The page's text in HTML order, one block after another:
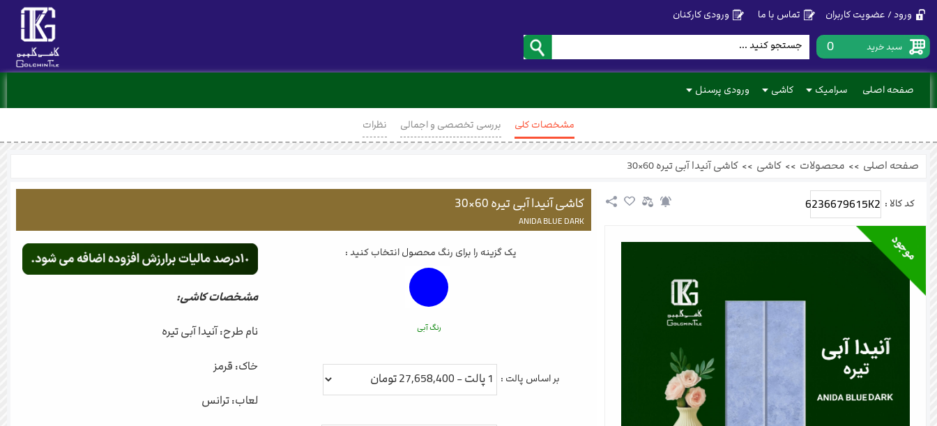
ورود / عضویت کاربران تماس با ما ورودی کارکنان
سبد خرید 0
صفحه اصلی سرامیک کاشی ورودی پرسنل
مشخصات کلی بررسی تخصصی و اجمالی نظرات
صفحه اصلی >> محصولات >> کاشی >> کاشی آنیدا آبی تیره 60×30
کد کالا : 6236679615K2 کاشی آنیدا آبی تیره 60×30
ANIDA BLUE DARK
یک گزینه را برای رنگ محصول انتخاب کنید :
رنگ آبی
بر اساس پالت :
مشخصات کاشی:
نام طرح: آنیدا آبی تیره
خاک: قرمز
لعاب: ترانس